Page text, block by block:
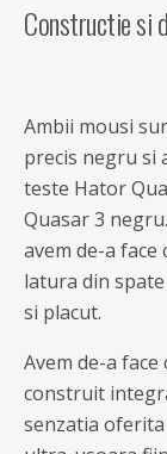
Constructie si
Ambii mousi
precis negru si
teste Hator
Quasar 3
avem de-a face
latura din
si placut.
Avem de-a
construit
senzatia